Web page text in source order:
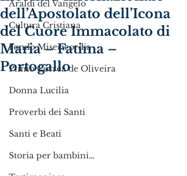
Araldi del Vangelo
Cultura Cristiana
Fondo Misericordia
Plinio Corrêa de Oliveira
Donna Lucilia
Proverbi dei Santi
Santi e Beati
Storia per bambini…
dell’Apostolato dell’Icona
del Cuore Immacolato di
Maria – Fatima –
Portogallo